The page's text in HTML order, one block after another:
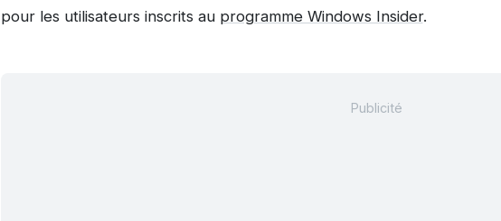
pour les utilisateurs inscrits au programme Windows Insider.